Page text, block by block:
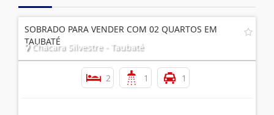
SOBRADO PARA VENDER COM 02 QUARTOS EM
TAUBATÉ
Chácara Silvestre - Taubaté
2 1 1